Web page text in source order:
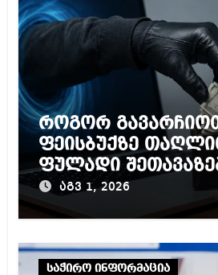
როგორ
ფეისბუქზე
ფულადი
აგვ 1, 2026
საჭირო ინფორმაცია